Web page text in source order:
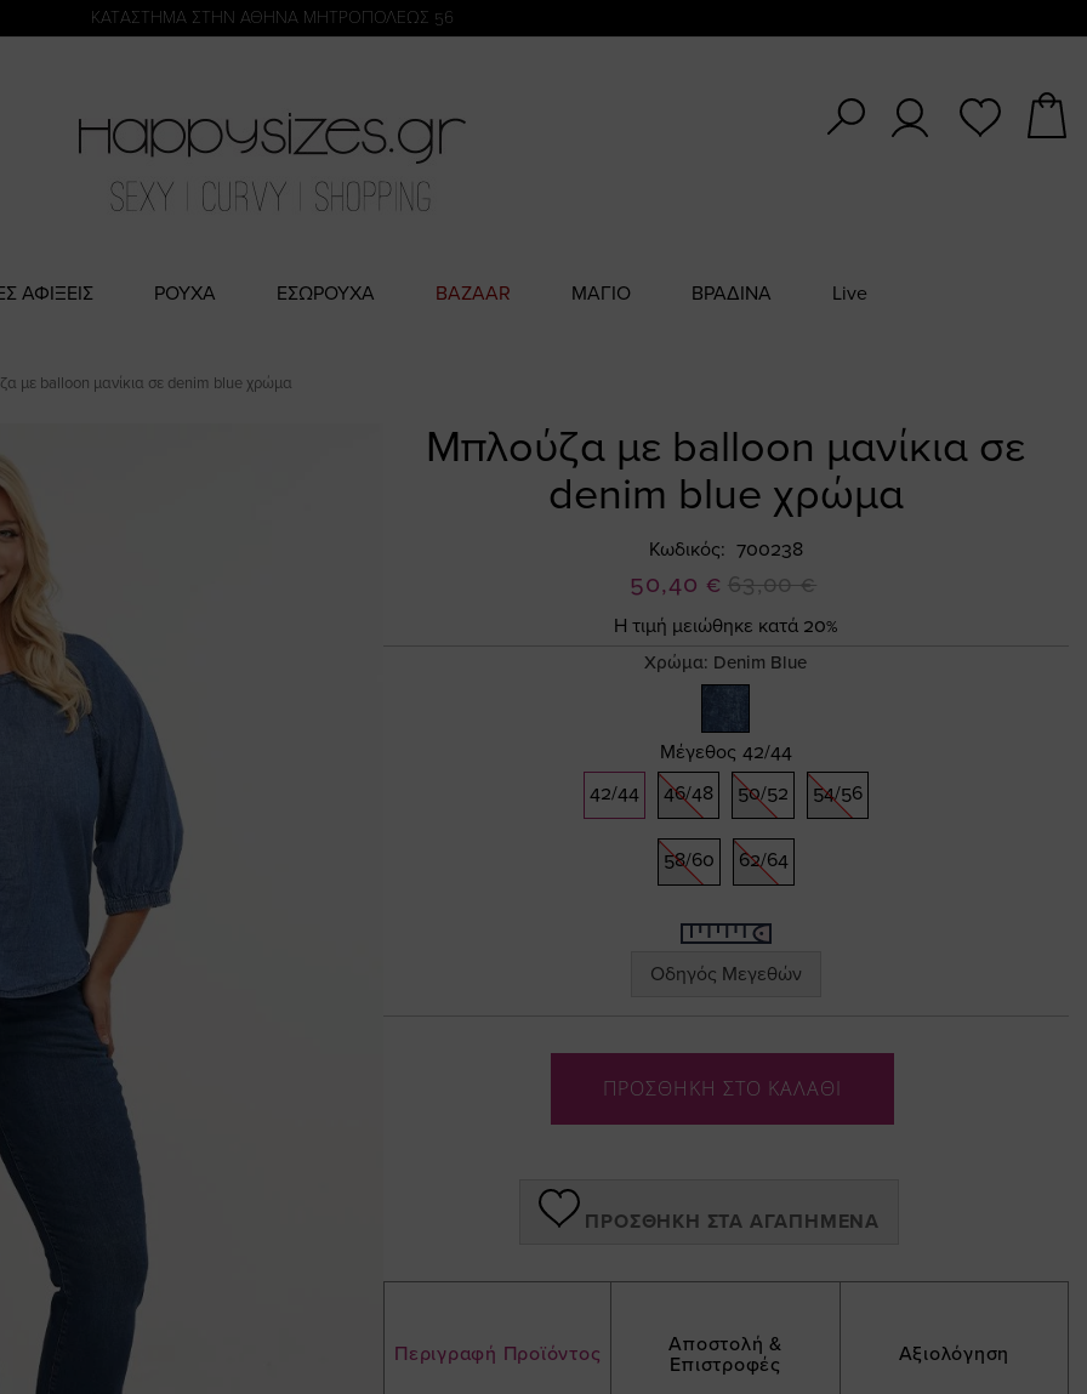
KATΑΣΤΗΜΑ ΣΤΗΝ ΑΘΗΝΑ ΜΗΤΡΟΠΟΛΕΩΣ 56
ΑΦΙΞΕΙΣ ΡΟΥΧΑ ΕΣΩΡΟΥΧΑ BAZAAR ΜΑΓΙΟ ΒΡΑΔΙΝΑ Live
με balloon μανίκια σε denim blue χρώμα
Μπλούζα με balloon μανίκια σε
denim blue χρώμα
Κωδικός 700238
Ειδική
Τιμή
50,40 € 63,00 €
Η τιμή μειώθηκε κατά 20%
Χρώμα: Denim Blue
Μέγεθος 42/44
42/44
46/48 50/52 54/56
58/60 62/64
Οδηγός Μεγεθών
ΠΡΟΣΘΗΚΗ ΣΤΟ ΚΑΛΑΘΙ
ΠΡΟΣΘΉΚΗ ΣΤΑ ΑΓΑΠΗΜΈΝΑ
Περιγραφή Προϊόντος
Αποστολή &
Επιστροφές
Αξιολόγηση